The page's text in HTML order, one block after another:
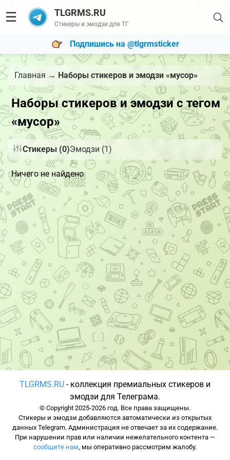
☰ TLGRMS.RU
Стикеры и эмодзи для ТГ
Подпишись на @tlgrmsticker
Главная → Наборы стикеров и эмодзи «мусор»
Наборы стикеров и эмодзи с тегом
«мусор»
Стикеры (0)Эмодзи (1)
Ничего не найдено
TLGRMS.RU - коллекция премиальных стикеров и
эмодзи для Телеграма.
© Copyright 2025-2026 год. Все права защищены.
Стикеры и эмодзи добавляются автоматически из открытых
данных Telegram. Администрация не отвечает за их содержание.
При нарушении прав или наличии нежелательного контента —
сообщите нам, мы оперативно рассмотрим жалобу.